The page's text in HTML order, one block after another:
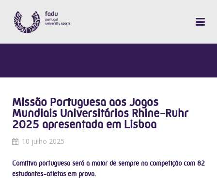
Missão Portuguesa aos Jogos
Mundiais Universitários Rhine-Ruhr
2025 apresentada em Lisboa
10 julho 2025
Comitiva portuguesa será a maior de sempre na competição com 82
estudantes-atletas em prova.